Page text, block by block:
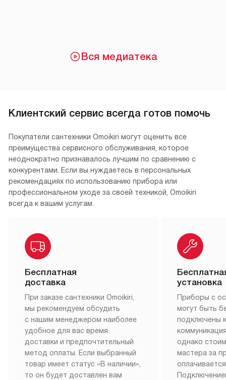
Вся медиатека
Клиентский сервис всегда готов помочь
Покупатели сантехники Omoikiri могут оценить все
преимущества сервисного обслуживания, которое
неоднократно признавалось лучшим по сравнению с
конкурентами. Если вы нуждаетесь в персональных
рекомендациях по использованию прибора или
профессиональном уходе за своей техникой, Omoikiri
всегда к вашим услугам.
Бесплатная
доставка
При заказе сантехники Omoikiri,
мы рекомендуем обсудить
с нашим менеджером наиболее
удобное для вас время
доставки и предпочтительный
метод оплаты. Если выбранный
товар имеет статус «В наличии»,
то он будет доставлен вам
установка
Приборы с
могут быть
подключены
однако
мастера за